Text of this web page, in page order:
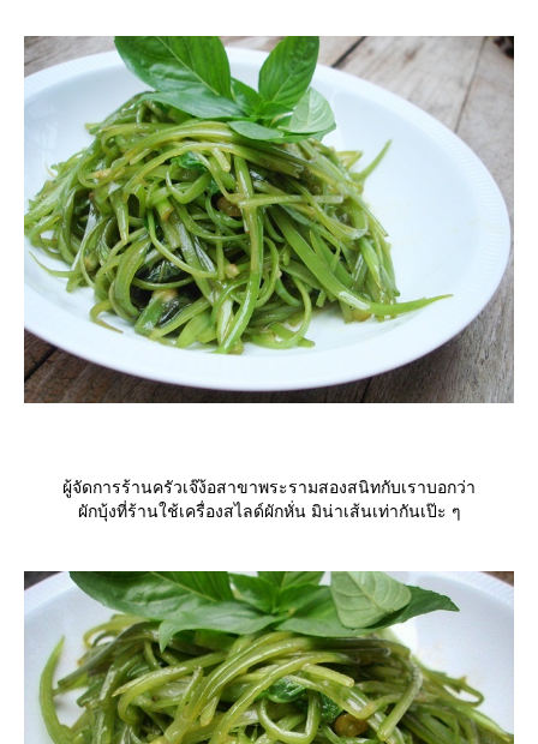
ผู้จัดการร้านครัวเจ๊ง้อสาขาพระรามสองสนิทกับเราบอกว่า
ผักบุ้งที่ร้านใช้เครื่องสไลด์ผักหั่น มิน่าเส้นเท่ากันเป๊ะ ๆ